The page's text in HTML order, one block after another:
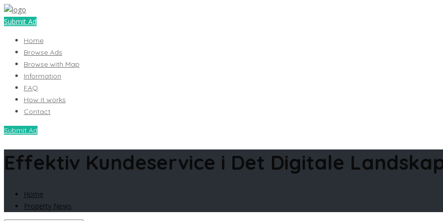
Submit Ad
Home
Browse Ads
Browse with Map
Information
FAQ
How it works
Contact
Submit Ad
Effektiv Kundeservice i Det Digitale
Home
Property News